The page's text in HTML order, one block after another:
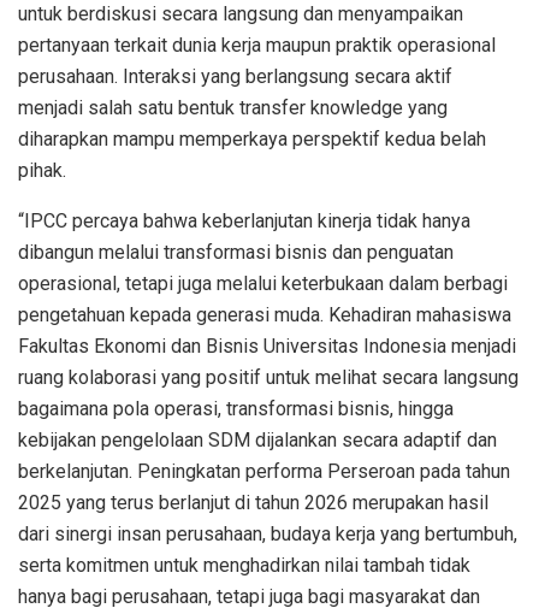
untuk berdiskusi secara langsung dan menyampaikan
pertanyaan terkait dunia kerja maupun praktik operasional
perusahaan. Interaksi yang berlangsung secara aktif
menjadi salah satu bentuk transfer knowledge yang
diharapkan mampu memperkaya perspektif kedua belah
pihak.
“IPCC percaya bahwa keberlanjutan kinerja tidak hanya
dibangun melalui transformasi bisnis dan penguatan
operasional, tetapi juga melalui keterbukaan dalam berbagi
pengetahuan kepada generasi muda. Kehadiran mahasiswa
Fakultas Ekonomi dan Bisnis Universitas Indonesia menjadi
ruang kolaborasi yang positif untuk melihat secara langsung
bagaimana pola operasi, transformasi bisnis, hingga
kebijakan pengelolaan SDM dijalankan secara adaptif dan
berkelanjutan. Peningkatan performa Perseroan pada tahun
2025 yang terus berlanjut di tahun 2026 merupakan hasil
dari sinergi insan perusahaan, budaya kerja yang bertumbuh,
serta komitmen untuk menghadirkan nilai tambah tidak
hanya bagi perusahaan, tetapi juga bagi masyarakat dan